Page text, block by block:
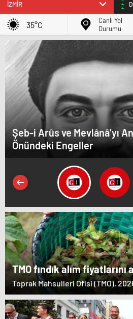
35°C
Canlı Yol
Durumu
Şeb-i Arûs ve Mevlânâ’yı
Önündeki Engeller
TMO fındık alım fiyatlarını
Toprak Mahsulleri Ofisi (TMO),
fındık alım fiyatlarını belirledi.
kilogram fiyatı 255 lira, Levant
fiyatı ise 250 lira oldu.